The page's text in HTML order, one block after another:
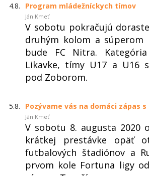
4.8. Program mládežníckych tímov
Ján Kmeť
V sobotu pokračujú
druhým kolom a súperom
bude FC Nitra.
Likavke, tímy U17 a U16
pod Zoborom.
5.8. Pozývame vás na domáci zápas
Ján Kmeť
V sobotu 8. augusta 2020
krátkej prestávke opäť
futbalových štadiónov a
prvom kole Fortuna ligy